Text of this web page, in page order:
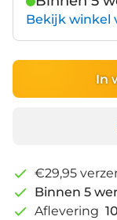
Bekijk winkel
In
€29,95
Binnen 5
Aflevering